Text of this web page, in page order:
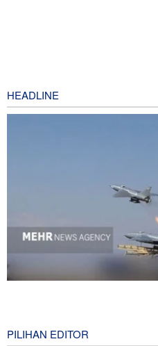
HEADLINE
PILIHAN EDITOR